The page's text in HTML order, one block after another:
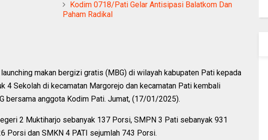
Kodim 0718/Pati Gelar Antisipasi Balatkom Dan
Paham Radikal
makan bergizi gratis (MBG) di wilayah kabupaten Pati kepada
4 Sekolah di kecamatan Margorejo dan kecamatan Pati kembali
bersama anggota Kodim Pati. Jumat, (17/01/2025).
2 Muktiharjo sebanyak 137 Porsi, SMPN 3 Pati sebanyak 931
Porsi dan SMKN 4 PATI sejumlah 743 Porsi.